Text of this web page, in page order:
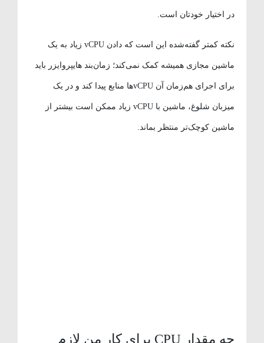
در اختیار خودتان است.
نکته کمتر گفته‌شده این است که دادن vCPU زیاد به یک
ماشین مجازی همیشه کمک نمی‌کند؛ زمان‌بند هایپروایزر باید
برای اجرای هم‌زمان آن vCPUها منابع پیدا کند و در یک
میزبان شلوغ، ماشین با vCPU زیاد ممکن است بیشتر از
ماشین کوچک‌تر منتظر بماند.
چه مقدار CPU برای کار من لازم